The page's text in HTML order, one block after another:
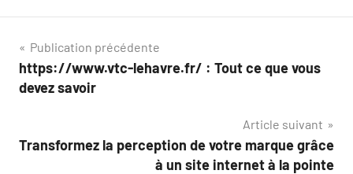
Navigation
de
Publication précédente
https://www.vtc-lehavre.fr/ : Tout ce que vous
devez savoir
Article suivant
Transformez la perception de votre marque grâce
à un site internet à la pointe